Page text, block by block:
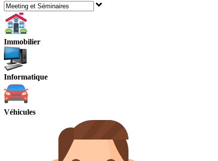
Immobilier
Informatique
Véhicules